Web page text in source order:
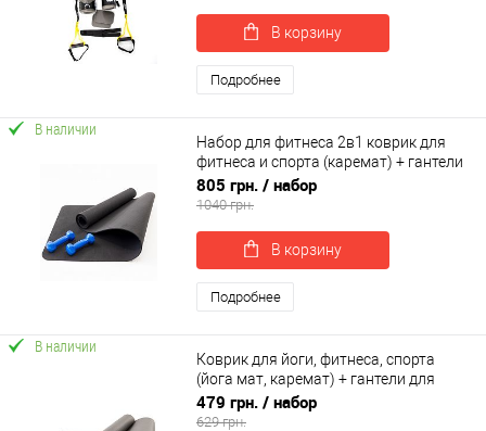
В корзину
Подробнее
В наличии
Набор для фитнеса 2в1 коврик для
фитнеса и спорта (каремат) + гантели
2шт по 1 кг OSPORT Set 14 (n-0045)
805 грн. / набор
1040 грн.
В корзину
Подробнее
В наличии
Коврик для йоги, фитнеса, спорта
(йога мат, каремат) + гантели для
фитнеса 2шт по 0.5кг OSPORT Set 67 (n-
0097)
479 грн. / набор
629 грн.